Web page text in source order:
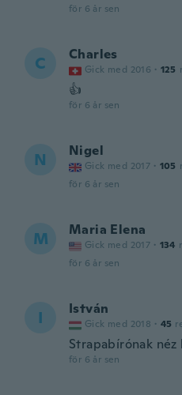
för 6 år sen
C Charles
Gick med 2016 · 125
👍
för 6 år sen
N Nigel
Gick med 2017 · 105
för 6 år sen
M Maria Elena
Gick med 2017 · 134
för 6 år sen
I István
Gick med 2018 · 45
Strapabírónak
för 6 år sen